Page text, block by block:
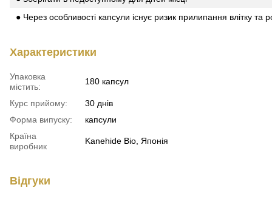
● Через особливості капсули існує ризик прилипання влітку та
Характеристики
Упаковка
містить:
180 капсул
Курс прийому:
30 днів
Форма випуску:
капсули
Країна
виробник
Kanehide Bio, Японія
Відгуки